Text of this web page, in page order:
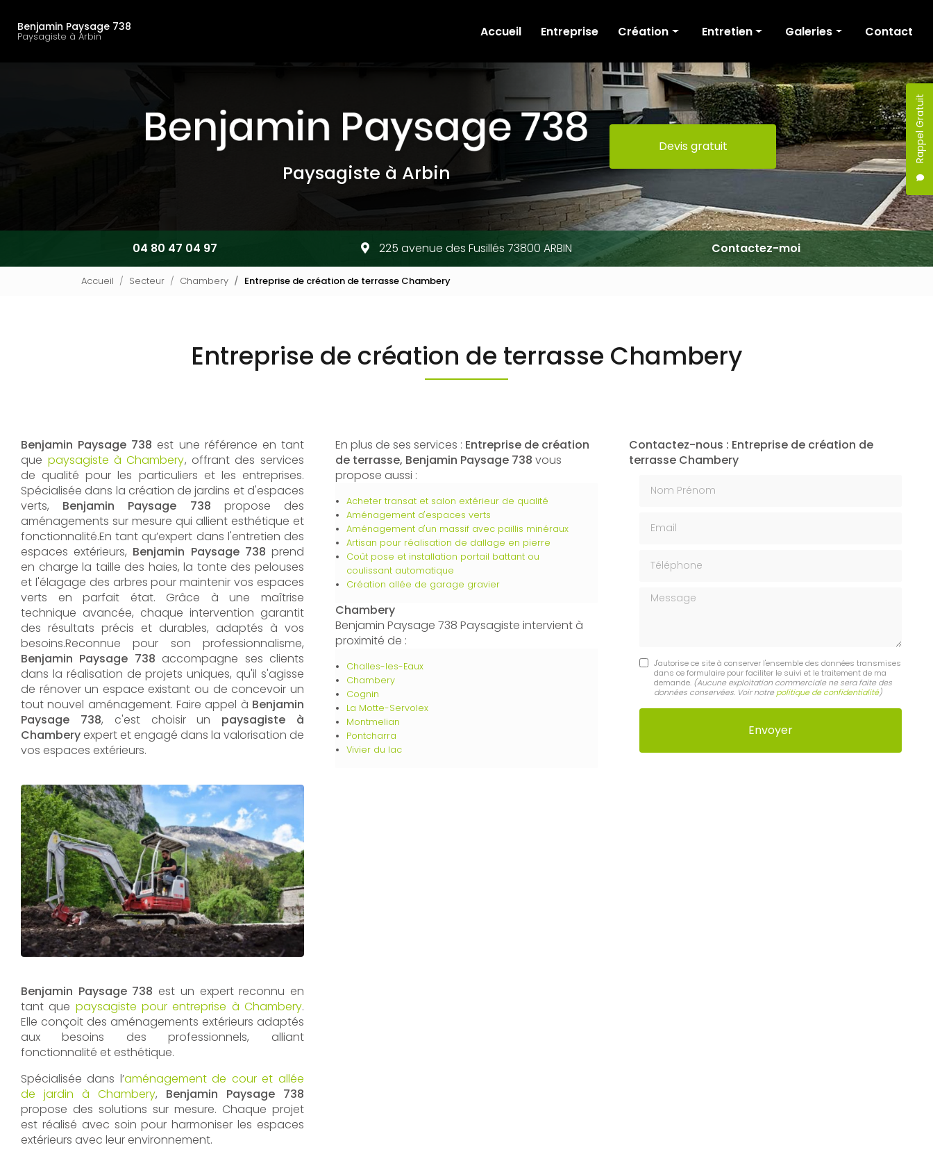
contenu
Benjamin Paysage 738
Paysagiste à Arbin
Rappel Gratuit
Accueil
Entreprise Création
Cour et allée
Terrasse
Murs de soutènement
Escaliers
Portail
Clôture
Maçonnerie
Terrassement
Pergola
Entretien
Tonte
Fauchage / Broyage
Taille de haies
Elagage / Abattage
Galeries
Création
Entretien
Contact
Paysagiste à Arbin
Devis gratuit
04 80 47 04 97 225 avenue des Fusillés 73800 ARBIN Contactez-moi
Accueil Secteur Chambery Entreprise de création de terrasse Chambery
Entreprise de création de terrasse Chambery
Benjamin Paysage 738 est une référence en tant
que paysagiste à Chambery, offrant des services
de qualité pour les particuliers et les entreprises.
Spécialisée dans la création de jardins et d'espaces
verts, Benjamin Paysage 738 propose des
aménagements sur mesure qui allient esthétique et
fonctionnalité.En tant qu’expert dans l'entretien des
espaces extérieurs, Benjamin Paysage 738 prend
en charge la taille des haies, la tonte des pelouses
et l'élagage des arbres pour maintenir vos espaces
verts en parfait état. Grâce à une maîtrise
technique avancée, chaque intervention garantit
des résultats précis et durables, adaptés à vos
besoins.Reconnue pour son professionnalisme,
Benjamin Paysage 738 accompagne ses clients
dans la réalisation de projets uniques, qu'il s'agisse
de rénover un espace existant ou de concevoir un
tout nouvel aménagement. Faire appel à Benjamin
Paysage 738, c'est choisir un paysagiste à
Chambery expert et engagé dans la valorisation de
vos espaces extérieurs.
Benjamin Paysage 738 est un expert reconnu en
tant que paysagiste pour entreprise à Chambery.
Elle conçoit des aménagements extérieurs adaptés
aux besoins des professionnels, alliant
fonctionnalité et esthétique.
Spécialisée dans l’aménagement de cour et allée
de jardin à Chambery, Benjamin Paysage 738
propose des solutions sur mesure. Chaque projet
est réalisé avec soin pour harmoniser les espaces
extérieurs avec leur environnement.
En plus de ses services : Entreprise de création
de terrasse, Benjamin Paysage 738 vous
propose aussi :
Acheter transat et salon extérieur de qualité
Aménagement d'espaces verts
Aménagement d'un massif avec paillis minéraux
Artisan pour réalisation de dallage en pierre
Coût pose et installation portail battant ou
coulissant automatique
Création allée de garage gravier
Chambery
Benjamin Paysage 738 Paysagiste intervient à
proximité de :
Challes-les-Eaux
Chambery
Cognin
La Motte-Servolex
Montmelian
Pontcharra
Vivier du lac
Contactez-nous : Entreprise de création de
terrasse Chambery
Message
J'autorise ce site à conserver l'ensemble des données transmises
dans ce formulaire pour faciliter le suivi et le traitement de ma
demande. (Aucune exploitation commerciale ne sera faite des
données conservées. Voir notre politique de confidentialité)